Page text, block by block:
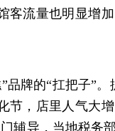
客流量也明显增
牌的“扛把子”
节，店里人气大
辅导，当地税务